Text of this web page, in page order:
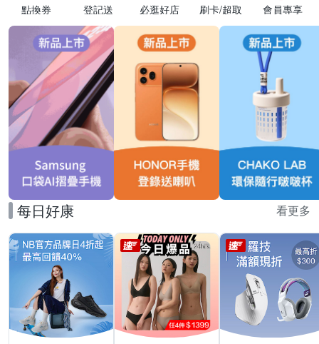
點換券 登記送 必逛好店 刷卡/超取 會員專享
每日好康 看更多